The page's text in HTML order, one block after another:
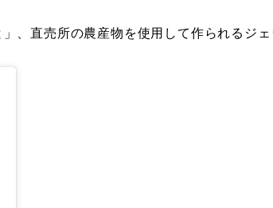
、直売所の農産物を使用して作られるジ